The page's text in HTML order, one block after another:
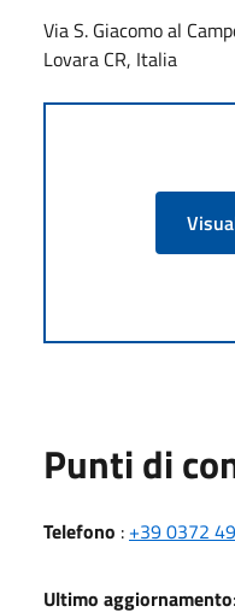
Via S. Giacomo al
Lovara CR, Italia
Punti di
Telefono : +39 0372
Ultimo aggiornamento